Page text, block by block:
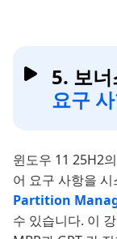
5. 보
요구
윈도우 11 25H2
어 요구 사항을
Partition
수 있습니다. 이